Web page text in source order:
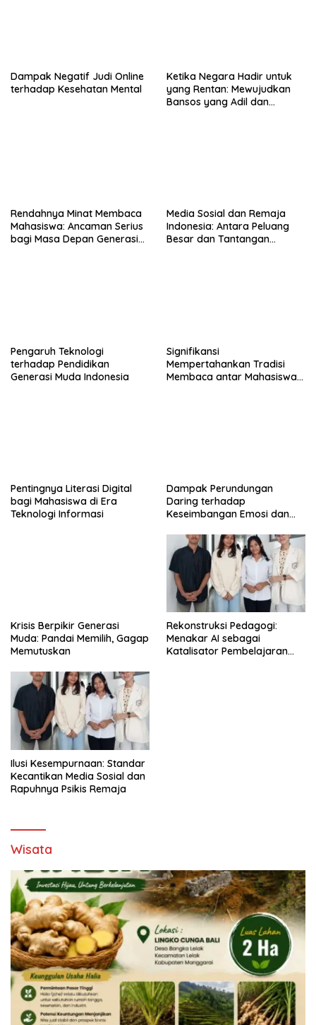
Dampak Negatif Judi Online
terhadap Kesehatan Mental
Ketika Negara Hadir untuk
yang Rentan: Mewujudkan
Bansos yang Adil dan
Rendahnya Minat Membaca
Mahasiswa: Ancaman Serius
bagi Masa Depan Generasi
Media Sosial dan Remaja
Indonesia: Antara Peluang
Besar dan Tantangan
Pengaruh Teknologi
terhadap Pendidikan
Generasi Muda Indonesia
Signifikansi
Mempertahankan Tradisi
Membaca antar Mahasiswa
Pentingnya Literasi Digital
bagi Mahasiswa di Era
Teknologi Informasi
Dampak Perundungan
Daring terhadap
Keseimbangan Emosi dan
Krisis Berpikir Generasi
Muda: Pandai Memilih, Gagap
Memutuskan
Rekonstruksi Pedagogi:
Menakar AI sebagai
Katalisator Pembelajaran
Ilusi Kesempurnaan: Standar
Kecantikan Media Sosial dan
Rapuhnya Psikis Remaja
Wisata